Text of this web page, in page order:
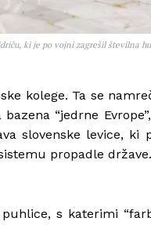
ki je po vojni zagrešil številna
kolege. Ta se
“jedrne
slovenske levice, ki
propadle države.
s katerimi